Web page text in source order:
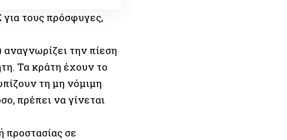
τους πρόσφυγες,
την πίεση
Τα κράτη έχουν το
τη μη νόμιμη
πρέπει να γίνεται
προστασίας σε